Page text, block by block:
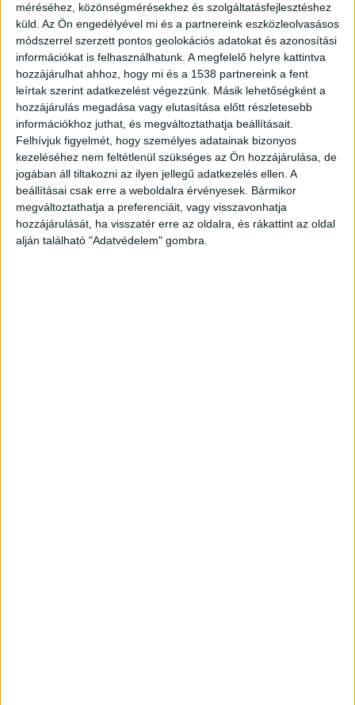
méréséhez, közönségmérésekhez és szolgáltatásfejlesztéshez
küld. Az Ön engedélyével mi és a partnereink eszközleolvasásos
módszerrel szerzett pontos geolokációs adatokat és azonosítási
információkat is felhasználhatunk. A megfelelő helyre kattintva
hozzájárulhat ahhoz, hogy mi és a 1538 partnereink a fent
leírtak szerint adatkezelést végezzünk. Másik lehetőségként a
hozzájárulás megadása vagy elutasítása előtt részletesebb
információkhoz juthat, és megváltoztathatja beállításait.
Felhívjuk figyelmét, hogy személyes adatainak bizonyos
kezeléséhez nem feltétlenül szükséges az Ön hozzájárulása, de
jogában áll tiltakozni az ilyen jellegű adatkezelés ellen. A
beállításai csak erre a weboldalra érvényesek. Bármikor
megváltoztathatja a preferenciáit, vagy visszavonhatja
hozzájárulását, ha visszatér erre az oldalra, és rákattint az oldal
alján található "Adatvédelem" gombra.
Egy szép napsütéses szerdai napon a nagymama
és a nagypapa a kertben dolgoztak. Kötözték a
paradicsomot, gazolták a zöldborsót, fel sem
vetődött bennük, hogy Dunaharasztiban a
Mindszenty József utcában észrevétlenül
kirabolják őket.A BudaPestkörnyeke.hu
legfrissebb híreit ide kattintva éred el.